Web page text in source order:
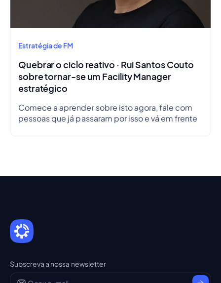
Estratégia de FM
Quebrar o ciclo reativo · Rui Santos Couto
sobre tornar-se um Facility Manager
estratégico
Comece a aprender sobre isto agora, fale com
pessoas que já passaram por isso e vá em frente
Subscreva a nossa newsletter